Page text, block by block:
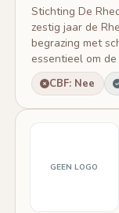
Stichting De
zestig jaar de
begrazing met
essentieel om de
CBF: Nee
GEEN LOGO